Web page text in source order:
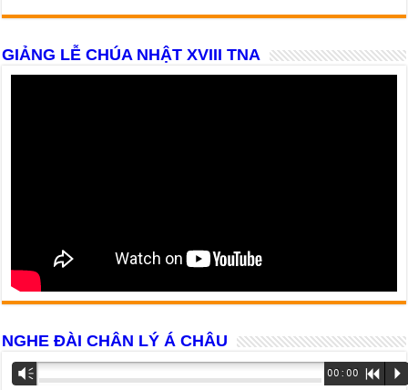
GIẢNG LỄ CHÚA NHẬT XVIII TNA
NGHE ĐÀI CHÂN LÝ Á CHÂU
Trình
Vm 00:00 R P